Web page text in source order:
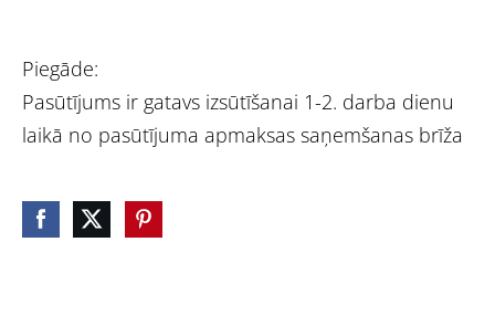
Piegāde:
Pasūtījums ir gatavs izsūtīšanai 1-2. darba dienu
laikā no pasūtījuma apmaksas saņemšanas brīža